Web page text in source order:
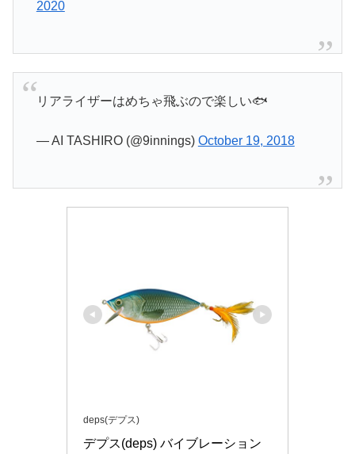
2020
リアライザーはめちゃ飛ぶので楽しい🐟
— AI TASHIRO (@9innings) October 19, 2018
deps(デプス)
デプス(deps) バイブレーション